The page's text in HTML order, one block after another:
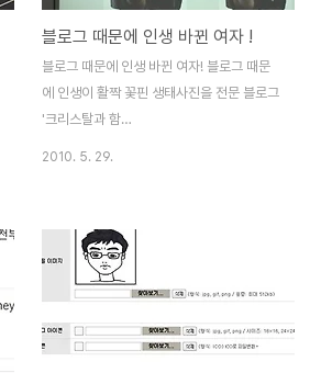
근, 이 후배가 블로그는 열심히 하고 있지만
여전히 RSS와 트랙백은 잘 이해가 안된다고
A/S를 요청하였습니다. 이 글은 블로그 초보
자를 위하여 RSS와 트랙백을 설명하기 위한
글입니다. 블..
블로그 때문에 인생 바뀐 여자 !
블로그 때문에 인생 바뀐 여자! 블로그 때문
에 인생이 활짝 꽃핀 생태사진을 전문 블로그
'크리스탈과 함
개하고 싶어 지난 5월 20일에 있었던 경남블
로그공동체(경블공) 블로그 강좌 후기를 포스
팅합니다. 크리스탈님은 생태사진을 전문으
로 찍는 분이구요. 생태강사이기도 합니다.
저는 '사진 잘 찍는 법' 강의 만하는 줄 알고
2010. 5. 29.